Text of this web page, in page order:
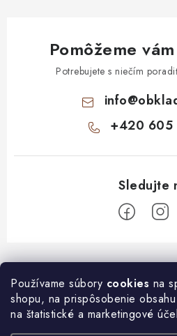
Používame súbory cookies na
shopu, na prispôsobenie
na štatistické a marketingové
Pomôžeme
Potrebujete s niečím
info@
+420 605
Z
á
O nákupe
Časté otázky o montáži
Informace pro Vás